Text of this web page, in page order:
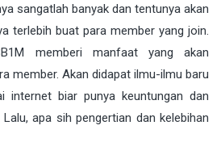
sangatlah banyak dan tentunya akan
terlebih buat para member yang join.
memberi manfaat yang akan
member. Akan didapat ilmu-ilmu baru
internet biar punya keuntungan dan
apa sih pengertian dan kelebihan